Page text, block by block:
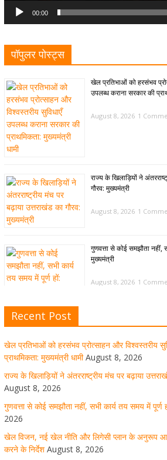
00:00
पॉपुलर पोस्ट्स
खेल प्रतिभाओं को हरसंभव
उपलब्ध कराना सरकार की
August 8, 2026 1
राज्य के खिलाड़ियों ने
गौरव: मुख्यमंत्री
August 8, 2026 1
गुणवत्ता से कोई समझौता नहीं,
मुख्यमंत्री
August 8, 2026 1
अवसंरचना विकसित करने के
August 8, 2026 1
उत्तराखंड को खेल उत्कृष्टता
बढ़ रही उत्तराखंड स्पोर्ट्स
August 8, 2026 1
Recent Post
खेल प्रतिभाओं को हरसंभव प्रोत्साहन और विश्वस्तरीय
प्राथमिकता: मुख्यमंत्री धामी August 8, 2026
राज्य के खिलाड़ियों ने अंतरराष्ट्रीय मंच पर बढ़ाया
August 8, 2026
गुणवत्ता से कोई समझौता नहीं, सभी कार्य तय समय में पूर्ण
2026
खेल विजन, नई खेल नीति और लिगेसी प्लान के अनुरूप
करने के निर्देश August 8, 2026